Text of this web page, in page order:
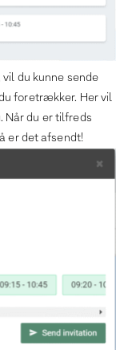
du kunne sende
foretrækker. Her vil
Når du er tilfreds
er det afsendt!